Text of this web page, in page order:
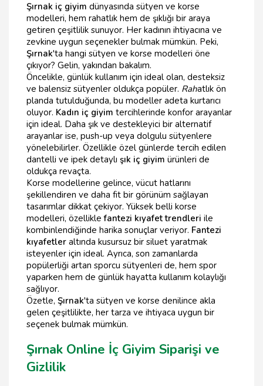
Şırnak iç giyim dünyasında sütyen ve korse
modelleri, hem rahatlık hem de şıklığı bir araya
getiren çeşitlilik sunuyor. Her kadının ihtiyacına ve
zevkine uygun seçenekler bulmak mümkün. Peki,
Şırnak'ta hangi sütyen ve korse modelleri öne
çıkıyor? Gelin, yakından bakalım.
Öncelikle, günlük kullanım için ideal olan, desteksiz
ve balensiz sütyenler oldukça popüler. Rahatlık ön
planda tutulduğunda, bu modeller adeta kurtarıcı
oluyor. Kadın iç giyim tercihlerinde konfor arayanlar
için ideal. Daha şık ve destekleyici bir alternatif
arayanlar ise, push-up veya dolgulu sütyenlere
yönelebilirler. Özellikle özel günlerde tercih edilen
dantelli ve ipek detaylı şık iç giyim ürünleri de
oldukça revaçta.
Korse modellerine gelince, vücut hatlarını
şekillendiren ve daha fit bir görünüm sağlayan
tasarımlar dikkat çekiyor. Yüksek belli korse
modelleri, özelliklefantezi kıyafet trendleri ile
kombinlendiğinde harika sonuçlar veriyor. Fantezi
kıyafetler altında kusursuz bir siluet yaratmak
isteyenler için ideal. Ayrıca, son zamanlarda
popülerliği artan sporcu sütyenleri de, hem spor
yaparken hem de günlük hayatta kullanım kolaylığı
sağlıyor.
Özetle, Şırnak'ta sütyen ve korse denilince akla
gelen çeşitlilikte, her tarza ve ihtiyaca uygun bir
seçenek bulmak mümkün.
Şırnak Online İç Giyim Siparişi ve
Gizlilik